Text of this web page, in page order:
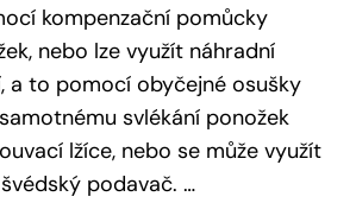
kompenzační pomůcky
nebo lze využít náhradní
a to pomocí obyčejné osušky
svlékání ponožek
lžíce, nebo se může využít
podavač. …